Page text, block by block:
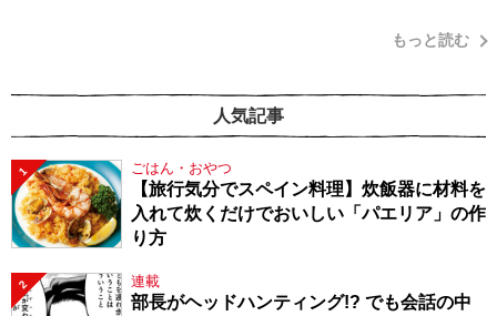
もっと読む
人気記事
1 ごはん・おやつ
【旅行気分でスペイン料理】炊飯器に材料を
入れて炊くだけでおいしい「パエリア」の作
り方
2 連載
部長がヘッドハンティング!? でも会話の中